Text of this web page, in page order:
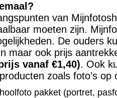
van
moeten zijn.
De ouders
maar ook prijs
vanaf €1,40). Ook
zoals foto’s op
pakket (portret,